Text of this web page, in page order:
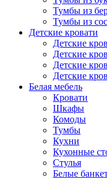
Тумбы из
Тумбы из
Детские кровати
Детские
Детские
Детские
Детские
Белая мебель
Кровати
Шкафы
Комоды
Тумбы
Кухни
Кухонные
Стулья
Белые